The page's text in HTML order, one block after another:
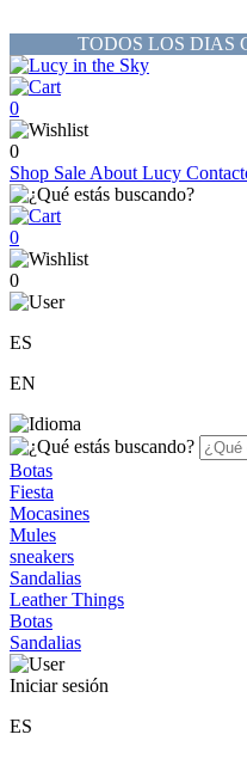
TODOS LOS DIAS
0
0
Shop Sale About Lucy
0
0
ES
EN
Botas
Fiesta
Mocasines
Mules
sneakers
Sandalias
Leather Things
Botas
Sandalias
Iniciar sesión
ES